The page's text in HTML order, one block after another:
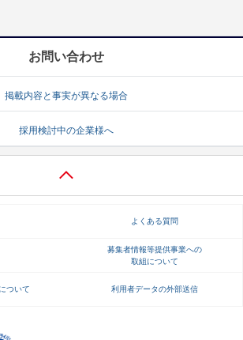
お問い合わせ
掲載内容と事実が異なる場合
採用検討中の企業様へ
よくある質問
募集者情報等提供事業への
取組について
ついて 利用者データの外部送信